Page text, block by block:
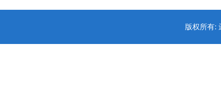
版权所有: